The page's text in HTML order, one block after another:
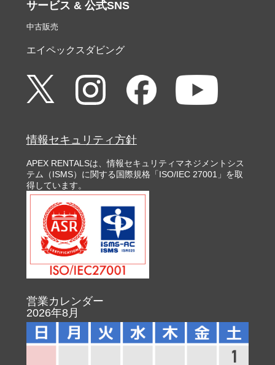
サービス & 公式SNS
中古販売
エイペックスダビング
情報セキュリティ方針
APEX RENTALSは、情報セキュリティマネジメントシス
テム（ISMS）に関する国際規格「ISO/IEC 27001」を取
得しています。
営業カレンダー
2026年8月